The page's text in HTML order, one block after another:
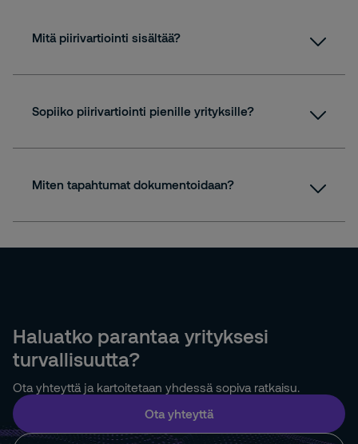
Mitä piirivartiointi sisältää?
Sopiiko piirivartiointi pienille yrityksille?
Miten tapahtumat dokumentoidaan?
Haluatko parantaa yrityksesi
turvallisuutta?
Ota yhteyttä ja kartoitetaan yhdessä sopiva ratkaisu.
Ota yhteyttä